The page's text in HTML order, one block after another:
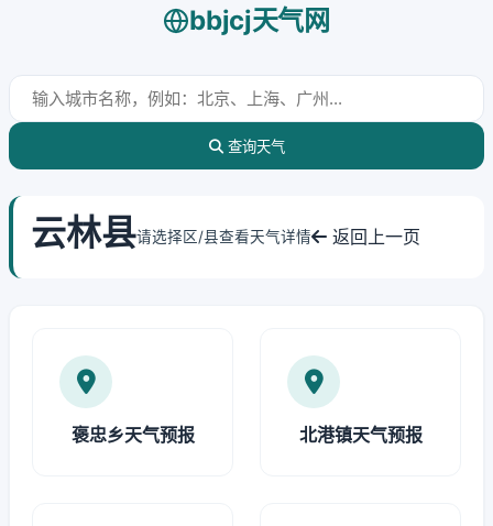
bbjcj天气网
查询天气
云林县请选择区/县查看天气详情 返回上一页
褒忠乡天气预报 北港镇天气预报